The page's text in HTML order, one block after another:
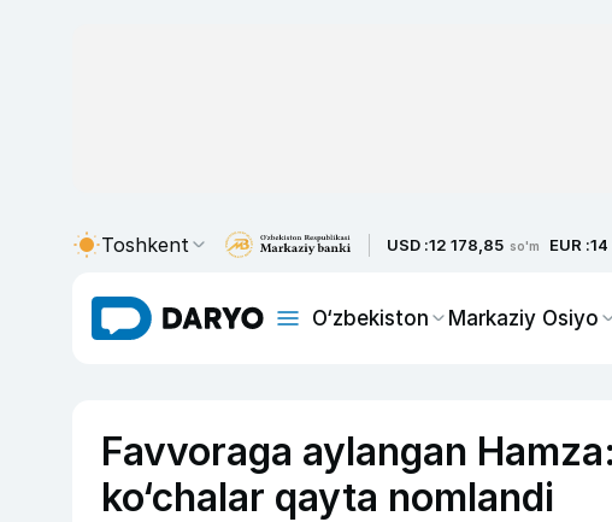
Toshkent USD :12 178,85 so'm EUR :14
O‘zbekiston Markaziy Osiyo
Favvoraga aylangan
ko‘chalar qayta nomlandi